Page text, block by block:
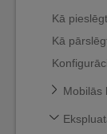
Kā
Kā
Mobilās